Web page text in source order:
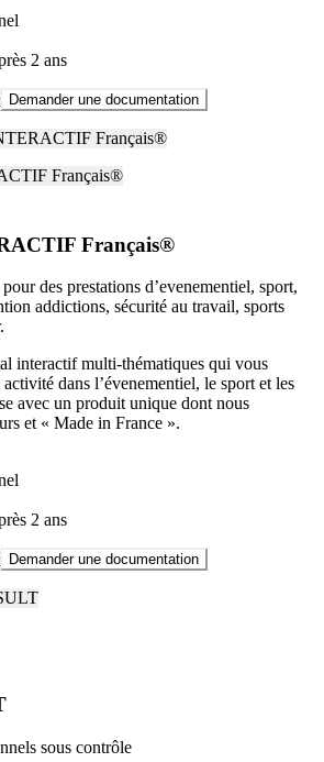
2 ans
Demander une documentation
Français®
des prestations d’evenementiel, sport,
addictions, sécurité au travail, sports
interactif multi-thématiques qui vous
dans l’évenementiel, le sport et les
avec un produit unique dont nous
et « Made in France ».
2 ans
Demander une documentation
sous contrôle